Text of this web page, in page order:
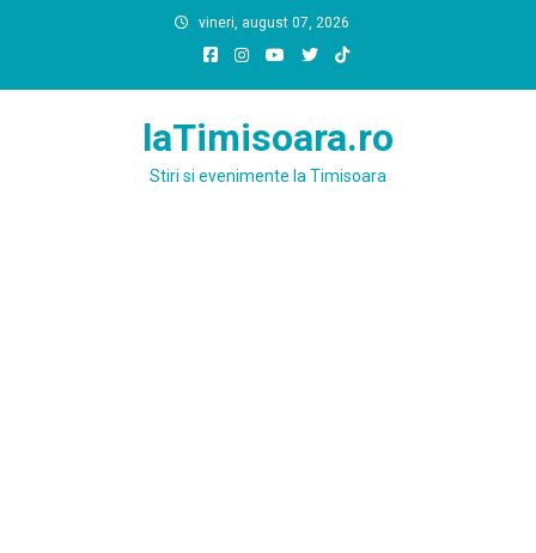
vineri, august 07, 2026
laTimisoara.ro
Stiri si evenimente la Timisoara